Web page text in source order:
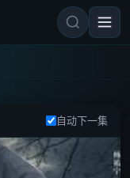
自动下一集